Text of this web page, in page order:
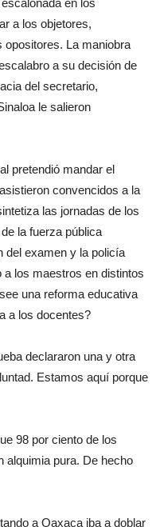
a los objetores,
opositores. La maniobra
a su decisión de
del secretario,
le salieron
pretendió mandar el
convencidos a la
las jornadas de los
la fuerza pública
del examen y la policía
a los maestros en distintos
una reforma educativa
a los docentes?
declararon una y otra
Estamos aquí porque
98 por ciento de los
alquimia pura. De hecho
a Oaxaca iba a doblar